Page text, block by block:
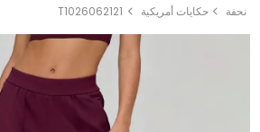
نحفة حكايات أمريكية T1026062121